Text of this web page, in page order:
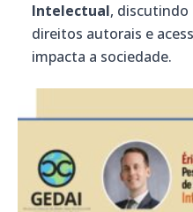
Intelectual,
direitos autorais e
impacta a sociedade.